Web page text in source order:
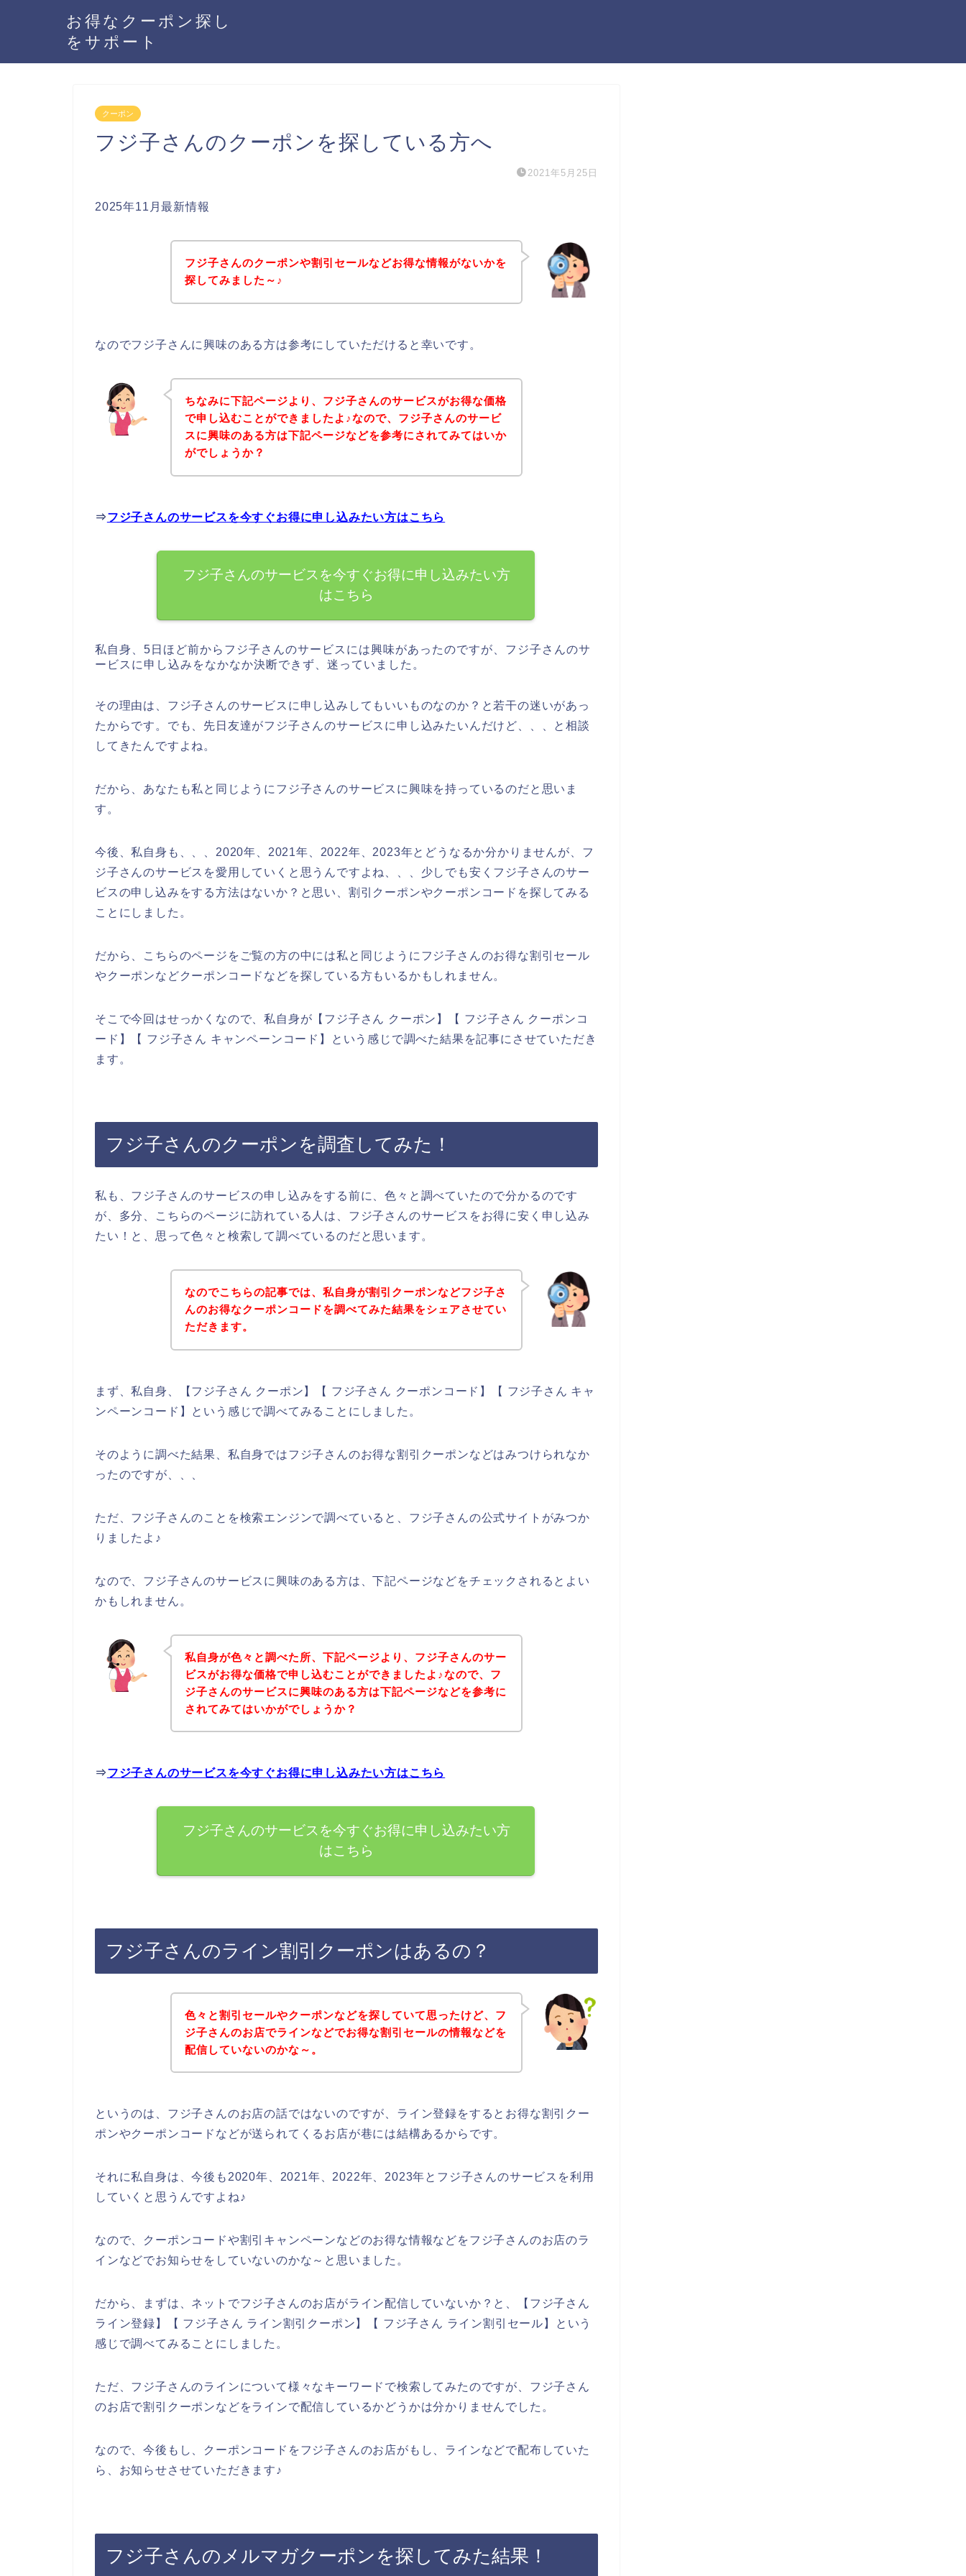
お得なクーポン探し
をサポート
クーポン
フジ子さんのクーポンを探している方へ
2021年5月25日
2025年11月最新情報
フジ子さんのクーポンや割引セールなどお得な情報がないかを
探してみました～♪
なのでフジ子さんに興味のある方は参考にしていただけると幸いです。
ちなみに下記ページより、フジ子さんのサービスがお得な価格
で申し込むことができましたよ♪なので、フジ子さんのサービ
スに興味のある方は下記ページなどを参考にされてみてはいか
がでしょうか？
⇒フジ子さんのサービスを今すぐお得に申し込みたい方はこちら
フジ子さんのサービスを今すぐお得に申し込みたい方
はこちら
私自身、5日ほど前からフジ子さんのサービスには興味があったのですが、フジ子さんのサ
ービスに申し込みをなかなか決断できず、迷っていました。
その理由は、フジ子さんのサービスに申し込みしてもいいものなのか？と若干の迷いがあっ
たからです。でも、先日友達がフジ子さんのサービスに申し込みたいんだけど、、、と相談
してきたんですよね。
だから、あなたも私と同じようにフジ子さんのサービスに興味を持っているのだと思いま
す。
今後、私自身も、、、2020年、2021年、2022年、2023年とどうなるか分かりませんが、フ
ジ子さんのサービスを愛用していくと思うんですよね、、、少しでも安くフジ子さんのサー
ビスの申し込みをする方法はないか？と思い、割引クーポンやクーポンコードを探してみる
ことにしました。
だから、こちらのページをご覧の方の中には私と同じようにフジ子さんのお得な割引セール
やクーポンなどクーポンコードなどを探している方もいるかもしれません。
そこで今回はせっかくなので、私自身が【フジ子さん クーポン】【 フジ子さん クーポンコ
ード】【 フジ子さん キャンペーンコード】という感じで調べた結果を記事にさせていただき
ます。
フジ子さんのクーポンを調査してみた！
私も、フジ子さんのサービスの申し込みをする前に、色々と調べていたので分かるのです
が、多分、こちらのページに訪れている人は、フジ子さんのサービスをお得に安く申し込み
たい！と、思って色々と検索して調べているのだと思います。
なのでこちらの記事では、私自身が割引クーポンなどフジ子さ
んのお得なクーポンコードを調べてみた結果をシェアさせてい
ただきます。
まず、私自身、【フジ子さん クーポン】【 フジ子さん クーポンコード】【 フジ子さん キャ
ンペーンコード】という感じで調べてみることにしました。
そのように調べた結果、私自身ではフジ子さんのお得な割引クーポンなどはみつけられなか
ったのですが、、、
ただ、フジ子さんのことを検索エンジンで調べていると、フジ子さんの公式サイトがみつか
りましたよ♪
なので、フジ子さんのサービスに興味のある方は、下記ページなどをチェックされるとよい
かもしれません。
私自身が色々と調べた所、下記ページより、フジ子さんのサー
ビスがお得な価格で申し込むことができましたよ♪なので、フ
ジ子さんのサービスに興味のある方は下記ページなどを参考に
されてみてはいかがでしょうか？
⇒フジ子さんのサービスを今すぐお得に申し込みたい方はこちら
フジ子さんのサービスを今すぐお得に申し込みたい方
はこちら
フジ子さんのライン割引クーポンはあるの？
色々と割引セールやクーポンなどを探していて思ったけど、フ
ジ子さんのお店でラインなどでお得な割引セールの情報などを
配信していないのかな～。
というのは、フジ子さんのお店の話ではないのですが、ライン登録をするとお得な割引クー
ポンやクーポンコードなどが送られてくるお店が巷には結構あるからです。
それに私自身は、今後も2020年、2021年、2022年、2023年とフジ子さんのサービスを利用
していくと思うんですよね♪
なので、クーポンコードや割引キャンペーンなどのお得な情報などをフジ子さんのお店のラ
インなどでお知らせをしていないのかな～と思いました。
だから、まずは、ネットでフジ子さんのお店がライン配信していないか？と、【フジ子さん
ライン登録】【 フジ子さん ライン割引クーポン】【 フジ子さん ライン割引セール】という
感じで調べてみることにしました。
ただ、フジ子さんのラインについて様々なキーワードで検索してみたのですが、フジ子さん
のお店で割引クーポンなどをラインで配信しているかどうかは分かりませんでした。
なので、今後もし、クーポンコードをフジ子さんのお店がもし、ラインなどで配布していた
ら、お知らせさせていただきます♪
フジ子さんのメルマガクーポンを探してみた結果！